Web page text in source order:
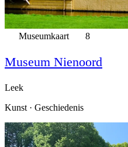
Museumkaart 8
Museum Nienoord
Leek
Kunst · Geschiedenis